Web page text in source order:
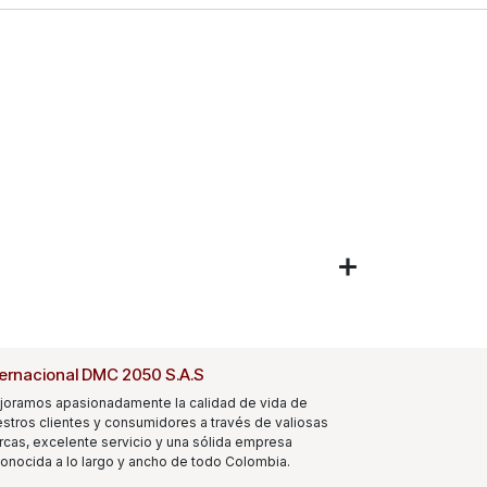
DMC 2050 S.A.S
apasionadamente la calidad de vida de
clientes y consumidores a través de valiosas
excelente servicio y una sólida empresa
a lo largo y ancho de todo Colombia.